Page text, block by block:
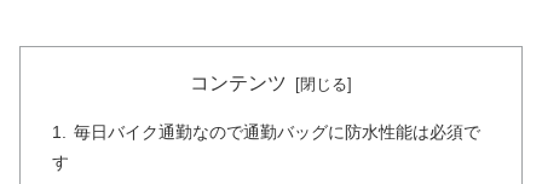
コンテンツ
毎日バイク通勤なので通勤バッグに防水性能は必須で
す